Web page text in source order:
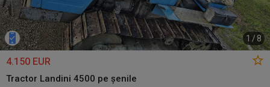
1 /8
4.150 EUR
Tractor Landini 4500 pe șenile